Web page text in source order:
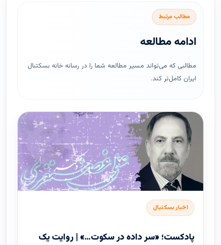
مطالب مرتبط
ادامه مطالعه
مطالبی که می‌تواند مسیر مطالعه شما را در رسانه خانه بسکتبال
ایران کامل‌تر کند.
اخبار بسکتبال
پادکست؛ «سر داده در سکوت…» | روایت یک